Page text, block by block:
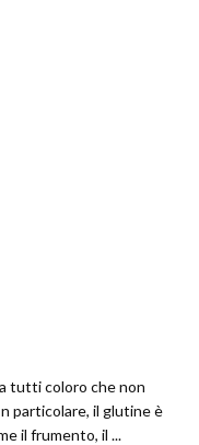
tutti coloro che non
particolare, il glutine è
il frumento, il ...